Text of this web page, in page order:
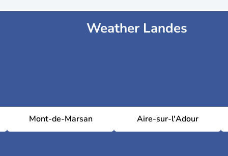
Weather Landes
Mont-de-Marsan Aire-sur-l'Adour